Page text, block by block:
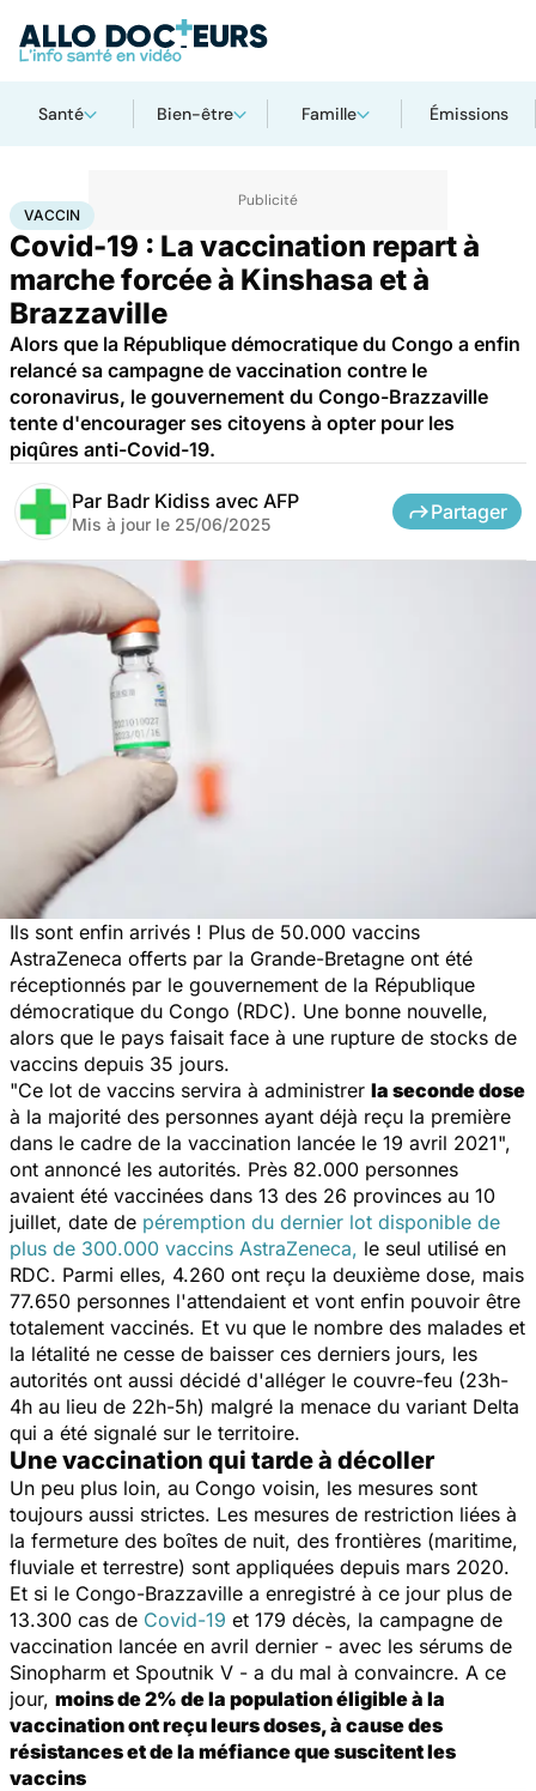
Santé Bien-être Famille Émissions
AccueilSanté Maladies infectieuses
VACCIN
Covid-19 : La vaccination repart à
marche forcée à Kinshasa et à
Brazzaville
Alors que la République démocratique du Congo a enfin
relancé sa campagne de vaccination contre le
coronavirus, le gouvernement du Congo-Brazzaville
tente d'encourager ses citoyens à opter pour les
piqûres anti-Covid-19.
Par Badr Kidiss avec AFP
Mis à jour le 25/06/2025
Partager
Ils sont enfin arrivés ! Plus de 50.000 vaccins
AstraZeneca offerts par la Grande-Bretagne ont été
réceptionnés par le gouvernement de la République
démocratique du Congo (RDC). Une bonne nouvelle,
alors que le pays faisait face à une rupture de stocks de
vaccins depuis 35 jours.
"Ce lot de vaccins servira à administrer la seconde dose
à la majorité des personnes ayant déjà reçu la première
dans le cadre de la vaccination lancée le 19 avril 2021",
ont annoncé les autorités. Près 82.000 personnes
avaient été vaccinées dans 13 des 26 provinces au 10
juillet, date de péremption du dernier lot disponible de
plus de 300.000 vaccins AstraZeneca, le seul utilisé en
RDC. Parmi elles, 4.260 ont reçu la deuxième dose, mais
77.650 personnes l'attendaient et vont enfin pouvoir être
totalement vaccinés. Et vu que le nombre des malades et
la létalité ne cesse de baisser ces derniers jours, les
autorités ont aussi décidé d'alléger le couvre-feu (23h-
4h au lieu de 22h-5h) malgré la menace du variant Delta
qui a été signalé sur le territoire.
Une vaccination qui tarde à décoller
Un peu plus loin, au Congo voisin, les mesures sont
toujours aussi strictes. Les mesures de restriction liées à
la fermeture des boîtes de nuit, des frontières (maritime,
fluviale et terrestre) sont appliquées depuis mars 2020.
Et si le Congo-Brazzaville a enregistré à ce jour plus de
13.300 cas de Covid-19 et 179 décès, la campagne de
vaccination lancée en avril dernier - avec les sérums de
Sinopharm et Spoutnik V - a du mal à convaincre. A ce
jour, moins de 2% de la population éligible à la
vaccination ont reçu leurs doses, à cause des
résistances et de la méfiance que suscitent les
vaccins